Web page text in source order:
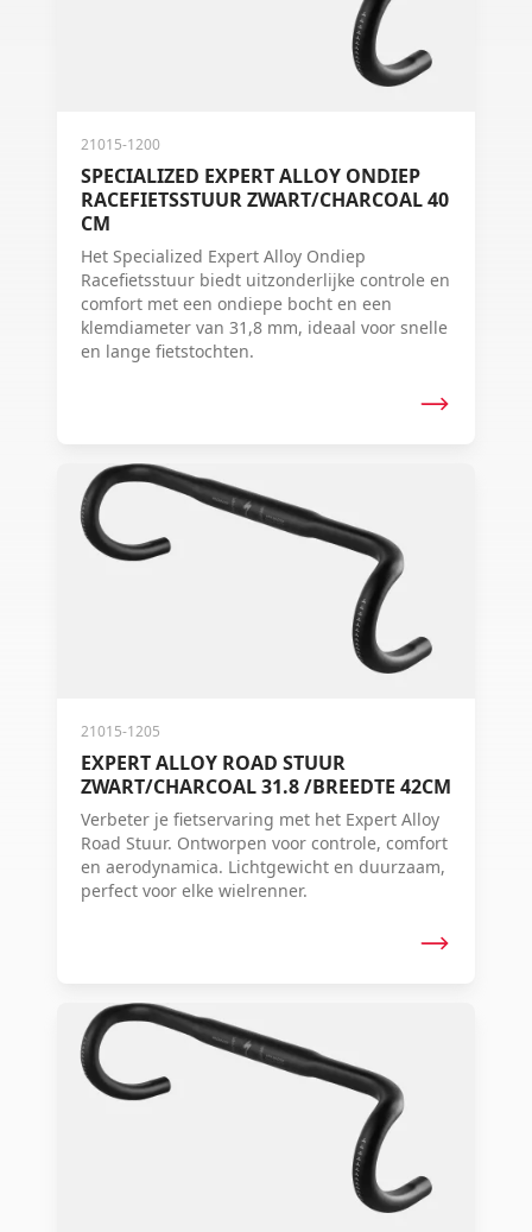
21015-1200
SPECIALIZED EXPERT ALLOY ONDIEP
RACEFIETSSTUUR ZWART/CHARCOAL 40
CM
Het Specialized Expert Alloy Ondiep
Racefietsstuur biedt uitzonderlijke controle en
comfort met een ondiepe bocht en een
klemdiameter van 31,8 mm, ideaal voor snelle
en lange fietstochten.
21015-1205
EXPERT ALLOY ROAD STUUR
ZWART/CHARCOAL 31.8 /BREEDTE 42CM
Verbeter je fietservaring met het Expert Alloy
Road Stuur. Ontworpen voor controle, comfort
en aerodynamica. Lichtgewicht en duurzaam,
perfect voor elke wielrenner.